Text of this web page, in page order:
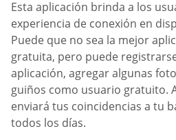
Esta aplicación brinda a los
experiencia de conexión en
Puede que no sea la mejor
gratuita, pero puede
aplicación, agregar algunas
guiños como usuario gratuito.
enviará tus coincidencias a tu
todos los días.